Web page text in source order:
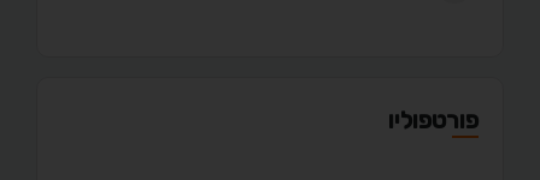
פורטפוליו